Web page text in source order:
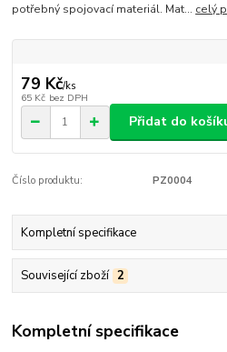
potřebný spojovací materiál. Mat... celý
79 Kč/ks
65 Kč bez DPH
Přidat do
Číslo produktu: PZ0004
Kompletní specifikace
Související zboží 2
Kompletní specifikace